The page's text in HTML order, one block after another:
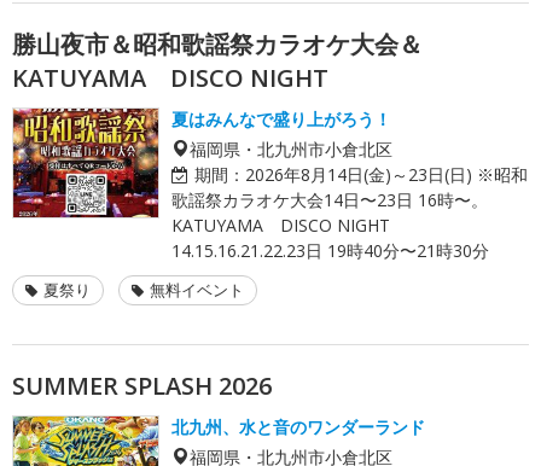
勝山夜市＆昭和歌謡祭カラオケ大会＆
KATUYAMA DISCO NIGHT
夏はみんなで盛り上がろう！
福岡県・北九州市小倉北区
期間： 2026年8月14日(金)～23日(日) ※昭和
歌謡祭カラオケ大会14日〜23日 16時〜。
KATUYAMA DISCO NIGHT
14.15.16.21.22.23日 19時40分〜21時30分
夏祭り 無料イベント
SUMMER SPLASH 2026
北九州、水と音のワンダーランド
福岡県・北九州市小倉北区